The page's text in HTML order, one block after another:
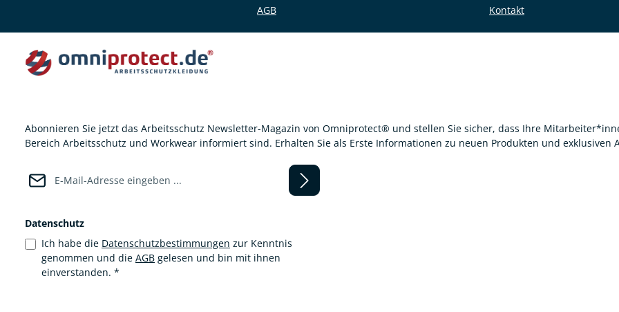
AGB
Kontakt
Abonnieren Sie jetzt das Arbeitsschutz Newsletter-Magazin von Omniprotect® und stellen Sie sicher, dass Ihre
Bereich Arbeitsschutz und Workwear informiert sind. Erhalten Sie als Erste Informationen zu neuen Produkten und exklusiven
Datenschutz
Ich habe die Datenschutzbestimmungen zur Kenntnis
genommen und die AGB gelesen und bin mit ihnen
einverstanden. *